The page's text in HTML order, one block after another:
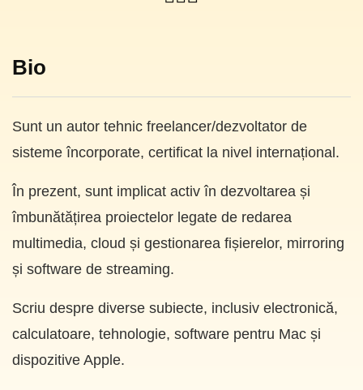
Bio
Sunt un autor tehnic freelancer/dezvoltator de
sisteme încorporate, certificat la nivel internațional.
În prezent, sunt implicat activ în dezvoltarea și
îmbunătățirea proiectelor legate de redarea
multimedia, cloud și gestionarea fișierelor, mirroring
și software de streaming.
Scriu despre diverse subiecte, inclusiv electronică,
calculatoare, tehnologie, software pentru Mac și
dispozitive Apple.